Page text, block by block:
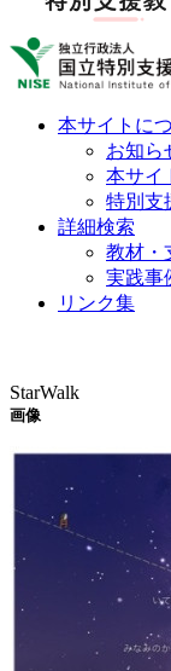
本サイトに
お知ら
本サイ
特別支
詳細検索
教材・
実践事
リンク集
StarWalk
画像